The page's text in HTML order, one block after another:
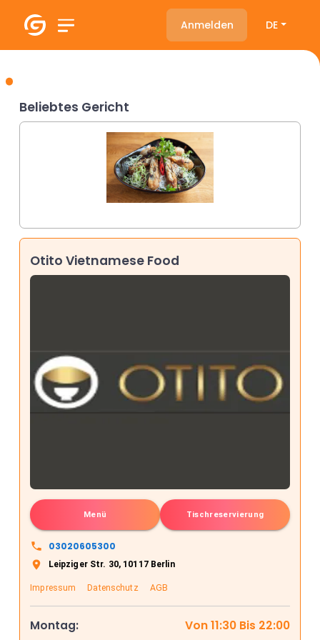
Anmelden DE
Beliebtes Gericht
Otito Vietnamese Food
Menü Tischreservierung
03020605300
Leipziger Str. 30, 10117 Berlin
Impressum Datenschutz AGB
Montag: Von11:30 Bis 22:00